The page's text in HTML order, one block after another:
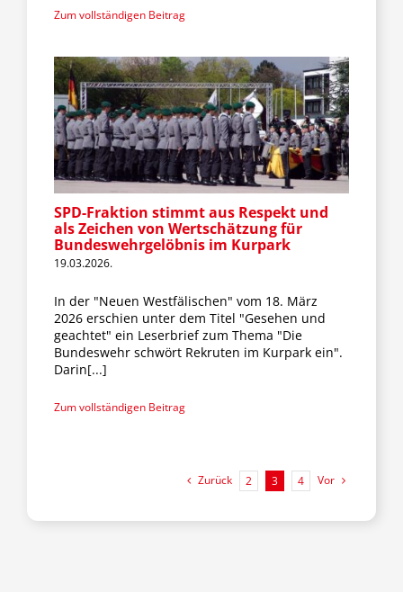
Zum vollständigen Beitrag
SPD-Fraktion stimmt aus Respekt und
als Zeichen von Wertschätzung für
Bundeswehrgelöbnis im Kurpark
19.03.2026.
In der "Neuen Westfälischen" vom 18. März
2026 erschien unter dem Titel "Gesehen und
geachtet" ein Leserbrief zum Thema "Die
Bundeswehr schwört Rekruten im Kurpark ein".
Darin[...]
Zum vollständigen Beitrag
Zurück 2 3 4 Vor